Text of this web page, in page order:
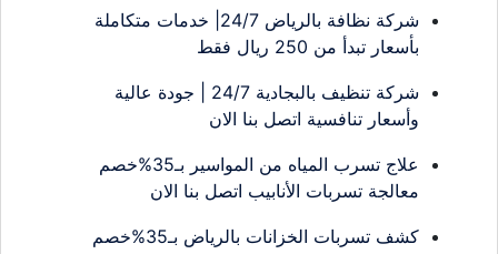
شركة نظافة بالرياض 24/7| خدمات متكاملة
بأسعار تبدأ من 250 ريال فقط
شركة تنظيف بالبجادية 24/7 | جودة عالية
وأسعار تنافسية اتصل بنا الان
علاج تسرب المياه من المواسير بـ35%خصم
معالجة تسربات الأنابيب اتصل بنا الان
كشف تسربات الخزانات بالرياض بـ35%خصم